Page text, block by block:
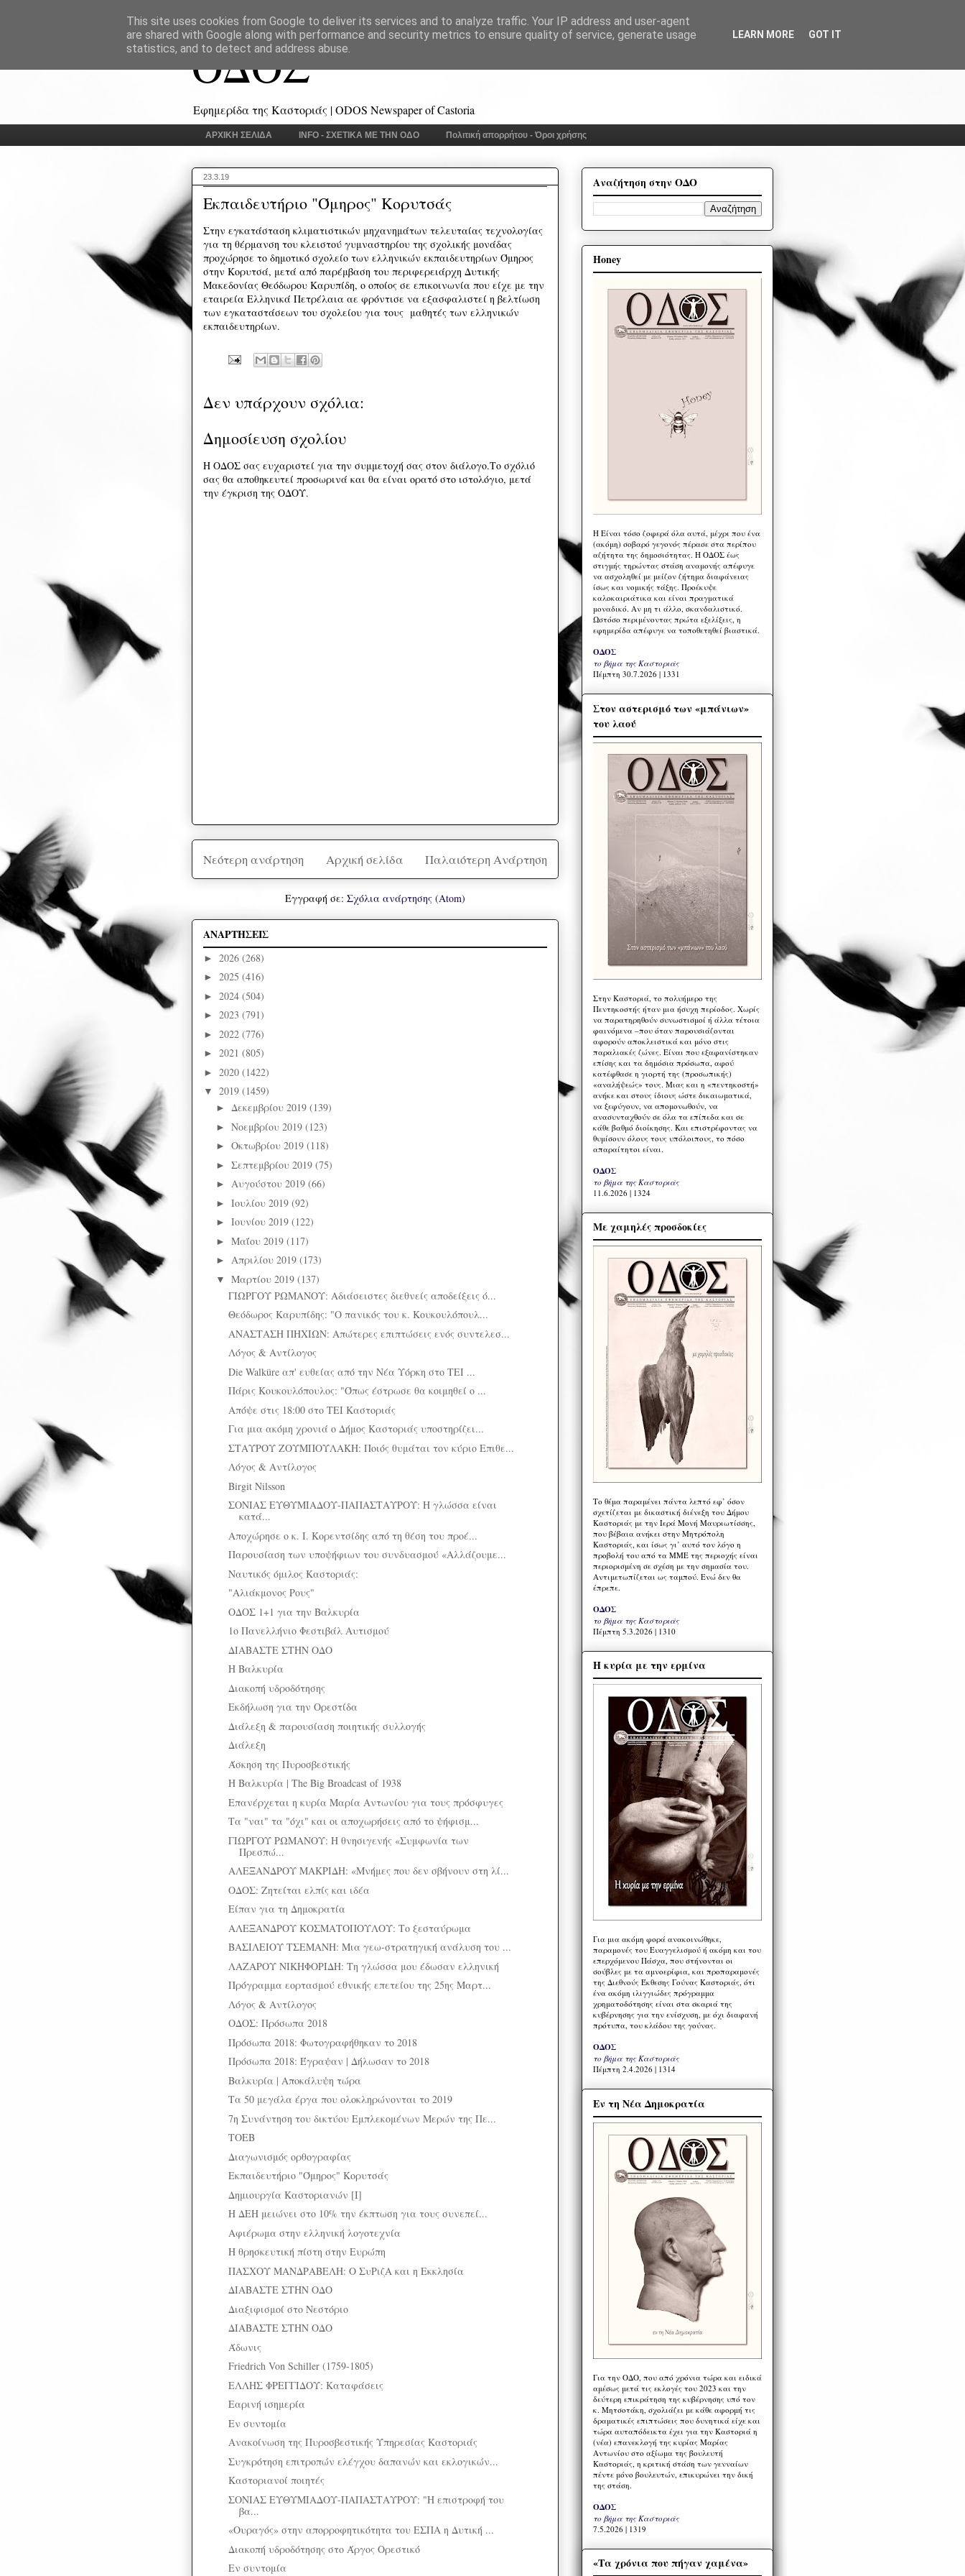
ΟΔΟΣ
Εφημερίδα της Καστοριάς | ODOS Newspaper of Castoria
ΑΡΧΙΚΗ ΣΕΛΙΔΑ INFO - ΣΧΕΤΙΚΑ ΜΕ ΤΗΝ ΟΔΟ Πολιτική απορρήτου - Όροι χρήσης
23.3.19
Εκπαιδευτήριο "Όμηρος" Κορυτσάς
Στην εγκατάσταση κλιματιστικών μηχανημάτων τελευταίας τεχνολογίας
για τη θέρμανση του κλειστού γυμναστηρίου της σχολικής μονάδας
προχώρησε το δημοτικό σχολείο των ελληνικών εκπαιδευτηρίων Όμηρος
στην Κορυτσά, μετά από παρέμβαση του περιφερειάρχη Δυτικής
Μακεδονίας Θεόδωρου Καρυπίδη, ο οποίος σε επικοινωνία που είχε με την
εταιρεία Ελληνικά Πετρέλαια αε φρόντισε να εξασφαλιστεί η βελτίωση
των εγκαταστάσεων του σχολείου για τους μαθητές των ελληνικών
εκπαιδευτηρίων.
Δεν υπάρχουν σχόλια:
Δημοσίευση σχολίου
Η ΟΔΟΣ σας ευχαριστεί για την συμμετοχή σας στον διάλογο.Το σχόλιό
σας θα αποθηκευτεί προσωρινά και θα είναι ορατό στο ιστολόγιο, μετά
την έγκριση της ΟΔΟΥ.
Νεότερη ανάρτηση Παλαιότερη Ανάρτηση
Αρχική σελίδα
Εγγραφή σε: Σχόλια ανάρτησης (Atom)
ΑΝΑΡΤΗΣΕΙΣ
► 2026 (268)
► 2025 (416)
► 2024 (504)
► 2023 (791)
► 2022 (776)
► 2021 (805)
► 2020 (1422)
▼ 2019 (1459)
► Δεκεμβρίου 2019 (139)
► Νοεμβρίου 2019 (123)
► Οκτωβρίου 2019 (118)
► Σεπτεμβρίου 2019 (75)
► Αυγούστου 2019 (66)
► Ιουλίου 2019 (92)
► Ιουνίου 2019 (122)
► Μαΐου 2019 (117)
► Απριλίου 2019 (173)
▼ Μαρτίου 2019 (137)
ΓΙΩΡΓΟΥ ΡΩΜΑΝΟΥ: Αδιάσειστες διεθνείς αποδείξεις ό...
Θεόδωρος Καρυπίδης: "Ο πανικός του κ. Κουκουλόπουλ...
ΑΝΑΣΤΑΣΗ ΠΗΧΙΩΝ: Απώτερες επιπτώσεις ενός συντελεσ...
Λόγος & Αντίλογος
Die Walküre απ' ευθείας από την Νέα Υόρκη στο ΤΕΙ ...
Πάρις Κουκουλόπουλος: "Όπως έστρωσε θα κοιμηθεί ο ...
Απόψε στις 18:00 στο ΤΕΙ Καστοριάς
Για μια ακόμη χρονιά ο Δήμος Καστοριάς υποστηρίζει...
ΣΤΑΥΡΟΥ ΖΟΥΜΠΟΥΛΑΚΗ: Ποιός θυμάται τον κύριο Επιθε...
Λόγος & Αντίλογος
Birgit Nilsson
ΣΟΝΙΑΣ ΕΥΘΥΜΙΑΔΟΥ-ΠΑΠΑΣΤΑΥΡΟΥ: Η γλώσσα είναι
κατά...
Αποχώρησε ο κ. Ι. Κορεντσίδης από τη θέση του προέ...
Παρουσίαση των υποψήφιων του συνδυασμού «Αλλάζουμε...
Ναυτικός όμιλος Καστοριάς:
"Αλιάκμονος Ρους"
ΟΔΟΣ 1+1 για την Βαλκυρία
1ο Πανελλήνιο Φεστιβάλ Αυτισμού
ΔΙΑΒΑΣΤΕ ΣΤΗΝ ΟΔΟ
Η Βαλκυρία
Διακοπή υδροδότησης
Εκδήλωση για την Ορεστίδα
Διάλεξη & παρουσίαση ποιητικής συλλογής
Διάλεξη
Άσκηση της Πυροσβεστικής
Η Βαλκυρία | The Big Broadcast of 1938
Επανέρχεται η κυρία Μαρία Αντωνίου για τους πρόσφυγες
Τα "ναι" τα "όχι" και οι αποχωρήσεις από το ψήφισμ...
ΓΙΩΡΓΟΥ ΡΩΜΑΝΟΥ: Η θνησιγενής «Συμφωνία των
Πρεσπώ...
ΑΛΕΞΑΝΔΡΟΥ ΜΑΚΡΙΔΗ: «Μνήμες που δεν σβήνουν στη λί...
ΟΔΟΣ: Ζητείται ελπίς και ιδέα
Είπαν για τη Δημοκρατία
ΑΛΕΞΑΝΔΡΟΥ ΚΟΣΜΑΤΟΠΟΥΛΟΥ: Το ξεσταύρωμα
ΒΑΣΙΛΕΙΟΥ ΤΣΕΜΑΝΗ: Μια γεω-στρατηγική ανάλυση του ...
ΛΑΖΑΡΟΥ ΝΙΚΗΦΟΡΙΔΗ: Τη γλώσσα μου έδωσαν ελληνική
Πρόγραμμα εορτασμού εθνικής επετείου της 25ης Μαρτ...
Λόγος & Αντίλογος
ΟΔΟΣ: Πρόσωπα 2018
Πρόσωπα 2018: Φωτογραφήθηκαν το 2018
Πρόσωπα 2018: Έγραψαν | Δήλωσαν το 2018
Βαλκυρία | Αποκάλυψη τώρα
Τα 50 μεγάλα έργα που ολοκληρώνονται το 2019
7η Συνάντηση του δικτύου Εμπλεκομένων Μερών της Πε...
ΤΟΕΒ
Διαγωνισμός ορθογραφίας
Εκπαιδευτήριο "Όμηρος" Κορυτσάς
Δημιουργία Καστοριανών [I]
Η ΔΕΗ μειώνει στο 10% την έκπτωση για τους συνεπεί...
Αφιέρωμα στην ελληνική λογοτεχνία
Η θρησκευτική πίστη στην Ευρώπη
ΠΑΣΧΟΥ ΜΑΝΔΡΑΒΕΛΗ: Ο ΣυΡιζΑ και η Εκκλησία
ΔΙΑΒΑΣΤΕ ΣΤΗΝ ΟΔΟ
Διαξιφισμοί στο Νεστόριο
ΔΙΑΒΑΣΤΕ ΣΤΗΝ ΟΔΟ
Άδωνις
Friedrich Von Schiller (1759-1805)
ΕΛΛΗΣ ΦΡΕΓΓΙΔΟΥ: Καταφάσεις
Εαρινή ισημερία
Εν συντομία
Ανακοίνωση της Πυροσβεστικής Υπηρεσίας Καστοριάς
Συγκρότηση επιτροπών ελέγχου δαπανών και εκλογικών...
Καστοριανοί ποιητές
ΣΟΝΙΑΣ ΕΥΘΥΜΙΑΔΟΥ-ΠΑΠΑΣΤΑΥΡΟΥ: "Η επιστροφή του
βα...
«Ουραγός» στην απορροφητικότητα του ΕΣΠΑ η Δυτική ...
Διακοπή υδροδότησης στο Άργος Ορεστικό
Εν συντομία
Αναζήτηση στην ΟΔΟ
Honey
Η Eίναι τόσο ζοφερά όλα αυτά, μέχρι που ένα
(ακόμη) σοβαρό γεγονός πέρασε στα περίπου
αζήτητα της δημοσιότητας. Η ΟΔΟΣ έως
στιγμής τηρώντας στάση αναμονής απέφυγε
να ασχοληθεί με μείζον ζήτημα διαφάνειας
ίσως και νομικής τάξης. Προέκυψε
καλοκαιριάτικα και είναι πραγματικά
μοναδικό. Αν μη τι άλλο, σκανδαλιστικό.
Ωστόσο περιμένοντας πρώτα εξελίξεις, η
εφημερίδα απέφυγε να τοποθετηθεί βιαστικά.
ΟΔΟΣ
το βήμα της Καστοριάς
Πέμπτη 30.7.2026 | 1331
Στον αστερισμό των «μπάνιων»
του λαού
Στην Καστοριά, το πολυήμερο της
Πεντηκοστής ήταν μια ήσυχη περίοδος. Χωρίς
να παρατηρηθούν συνωστισμοί ή άλλα τέτοια
φαινόμενα –που όταν παρουσιάζονται
αφορούν αποκλειστικά και μόνο στις
παραλιακές ζώνες. Είναι που εξαφανίστηκαν
επίσης και τα δημόσια πρόσωπα, αφού
κατέφθασε η γιορτή της (προσωπικής)
«αναλήψεώς» τους. Μιας και η «πεντηκοστή»
ανήκε και στους ίδιους ώστε δικαιωματικά,
να ξεφύγουν, να απομονωθούν, να
ανασυνταχθούν σε όλα τα επίπεδα και σε
κάθε βαθμό διοίκησης. Και επιστρέφοντας να
θυμίσουν όλους τους υπόλοιπους, το πόσο
απαραίτητοι είναι.
ΟΔΟΣ
το βήμα της Καστοριάς
11.6.2026 | 1324
Με χαμηλές προσδοκίες
Το θέμα παραμένει πάντα λεπτό εφ’ όσον
σχετίζεται με δικαστική διένεξη του Δήμου
Καστοριάς με την Ιερά Μονή Μαυριωτίσσης,
που βέβαια ανήκει στην Μητρόπολη
Καστοριάς, και ίσως γι’ αυτό τον λόγο η
προβολή του από τα ΜΜΕ της περιοχής είναι
περιορισμένη σε σχέση με την σημασία του.
Αντιμετωπίζεται ως ταμπού. Ενώ δεν θα
έπρεπε.
ΟΔΟΣ
το βήμα της Καστοριάς
Πέμπτη 5.3.2026 | 1310
Η κυρία με την ερμίνα
Για μια ακόμη φορά ανακοινώθηκε,
παραμονές του Ευαγγελισμού ή ακόμη και του
επερχόμενου Πάσχα, που στήνονται οι
σούβλες με τα αμνοερίφια, και προπαραμονές
της Διεθνούς Έκθεσης Γούνας Καστοριάς, ότι
ένα ακόμη ιλιγγιώδες πρόγραμμα
χρηματοδότησης είναι στα σκαριά της
κυβέρνησης για την ενίσχυση, με όχι διαφανή
πρότυπα, του κλάδου της γούνας.
ΟΔΟΣ
το βήμα της Καστοριάς
Πέμπτη 2.4.2026 | 1314
Εν τη Νέα Δημοκρατία
Για την ΟΔΟ, που από χρόνια τώρα και ειδικά
αμέσως μετά τις εκλογές του 2023 και την
δεύτερη επικράτηση της κυβέρνησης υπό τον
κ. Μητσοτάκη, σχολιάζει με κάθε αφορμή τις
δραματικές επιπτώσεις που δυνητικά είχε και
τώρα αυταπόδεικτα έχει για την Καστοριά η
(νέα) επανεκλογή της κυρίας Μαρίας
Αντωνίου στο αξίωμα της βουλευτή
Καστοριάς, η κριτική στάση των γενναίων
πέντε μόνο βουλευτών, επικυρώνει την δική
της στάση.
ΟΔΟΣ
το βήμα της Καστοριάς
7.5.2026 | 1319
«Τα χρόνια που πήγαν χαμένα»
This site uses cookies from Google to deliver its services and to analyze traffic. Your IP address and user-agent
are shared with Google along with performance and security metrics to ensure quality of service, generate usage
statistics, and to detect and address abuse.
LEARN MORE GOT IT